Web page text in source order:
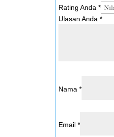
Rating Anda *
Ulasan Anda *
Nama *
Email *